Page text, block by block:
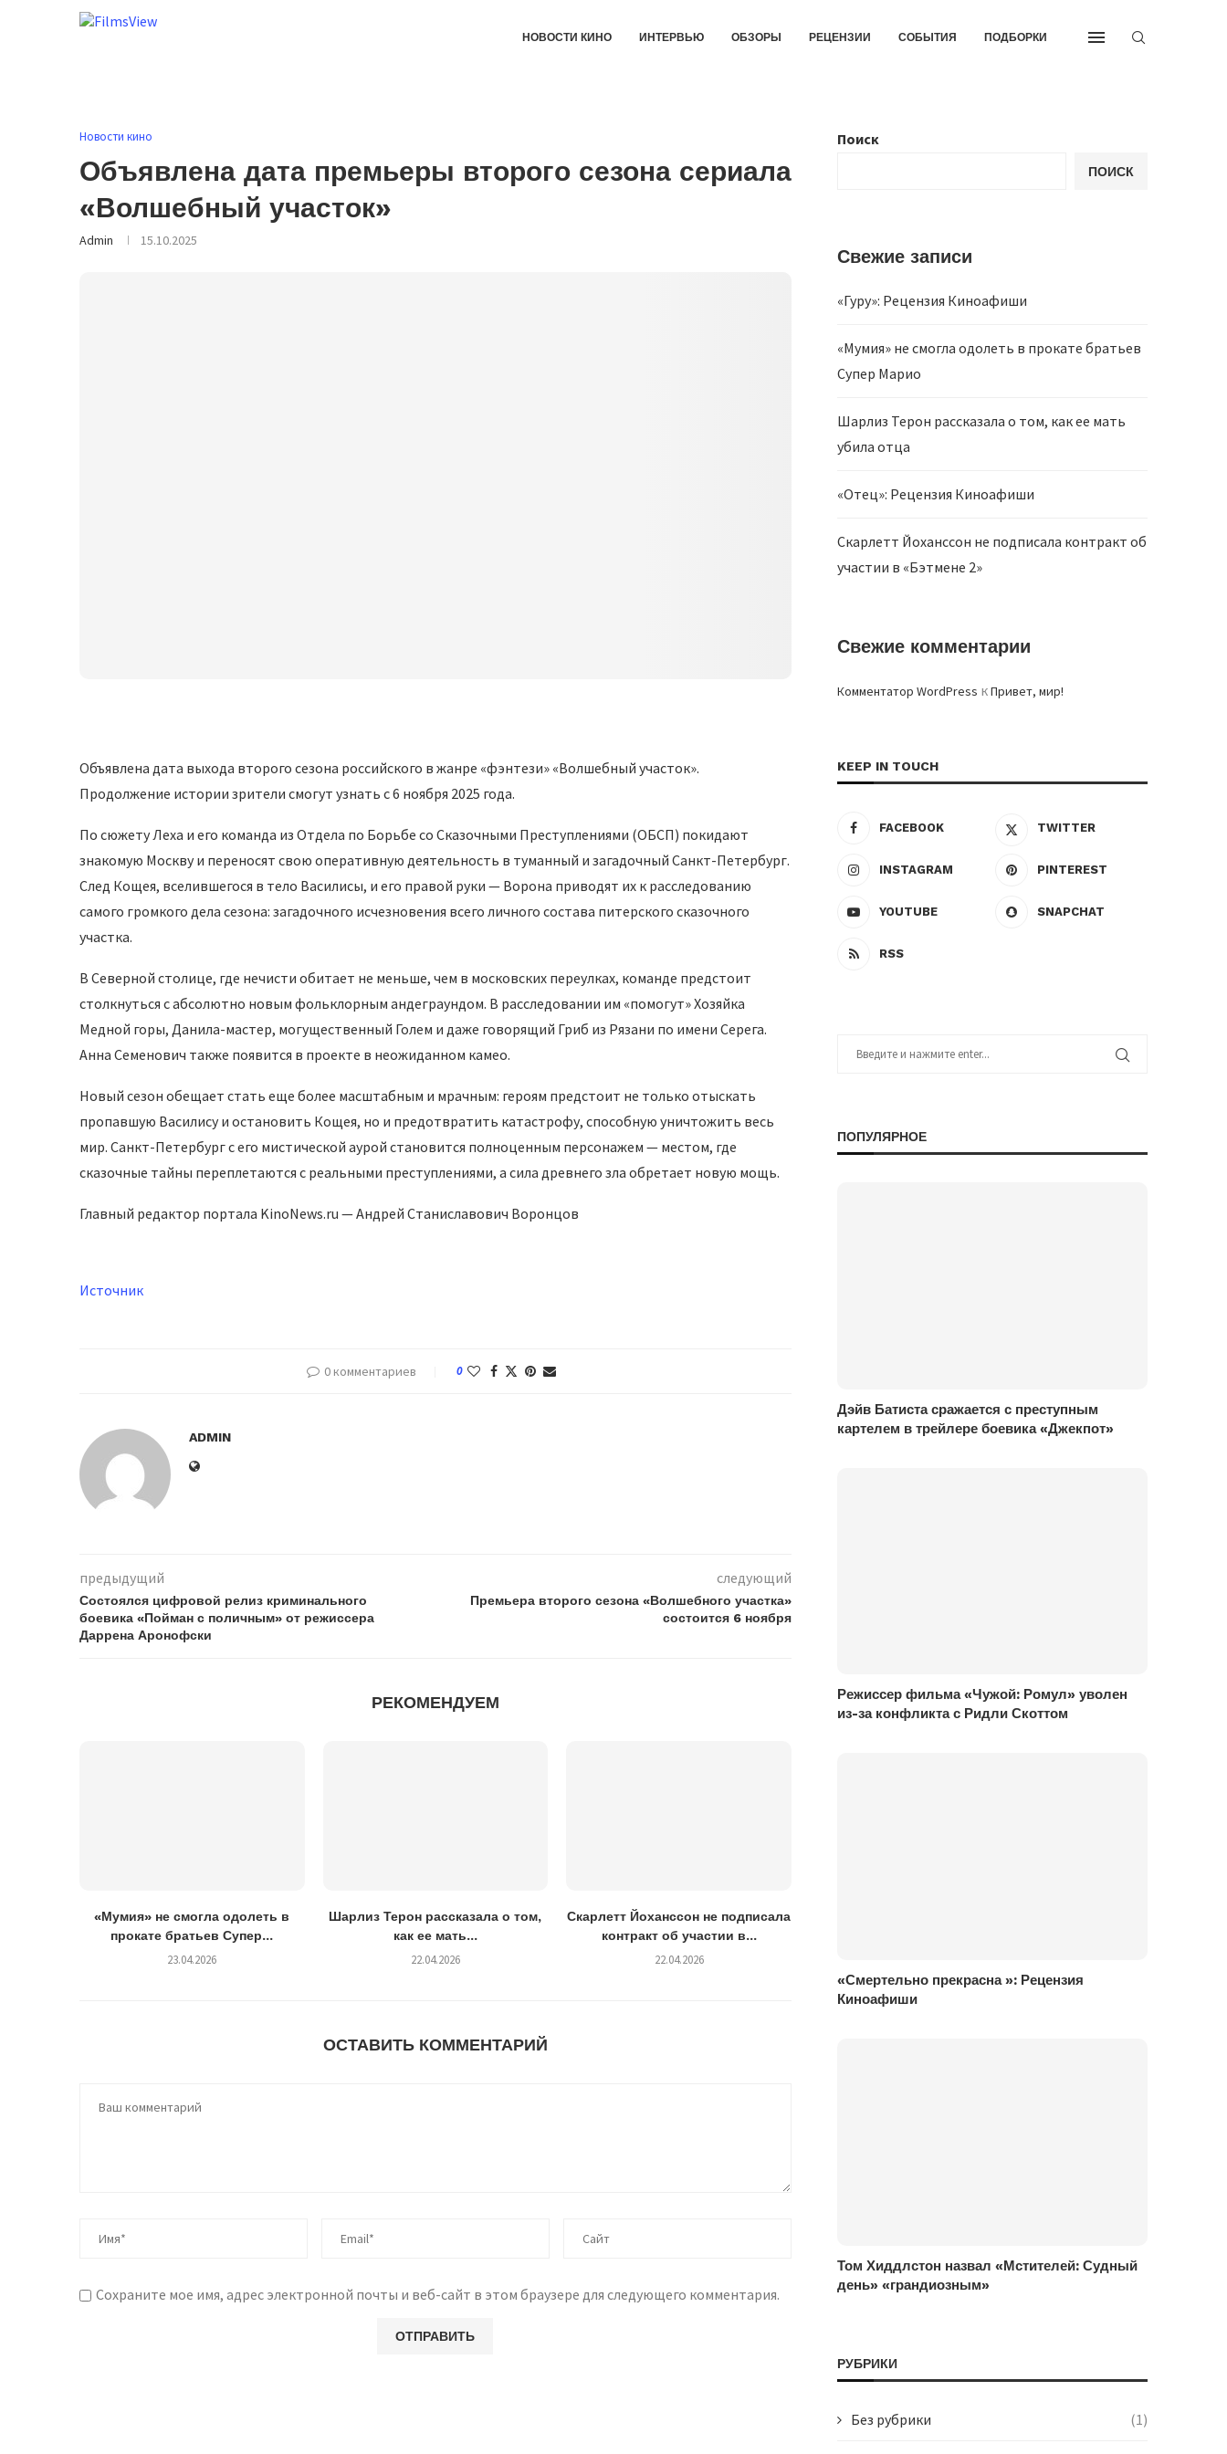
НОВОСТИ КИНО ИНТЕРВЬЮ ОБЗОРЫ РЕЦЕНЗИИ СОБЫТИЯ ПОДБОРКИ
Новости кино
Объявлена дата премьеры второго сезона сериала
«Волшебный участок»
Admin 15.10.2025
Объявлена дата выхода второго сезона российского в жанре «фэнтези» «Волшебный участок».
Продолжение истории зрители смогут узнать с 6 ноября 2025 года.
По сюжету Леха и его команда из Отдела по Борьбе со Сказочными Преступлениями (ОБСП) покидают
знакомую Москву и переносят свою оперативную деятельность в туманный и загадочный Санкт-Петербург.
След Кощея, вселившегося в тело Василисы, и его правой руки — Ворона приводят их к расследованию
самого громкого дела сезона: загадочного исчезновения всего личного состава питерского сказочного
участка.
В Северной столице, где нечисти обитает не меньше, чем в московских переулках, команде предстоит
столкнуться с абсолютно новым фольклорным андеграундом. В расследовании им «помогут» Хозяйка
Медной горы, Данила-мастер, могущественный Голем и даже говорящий Гриб из Рязани по имени Серега.
Анна Семенович также появится в проекте в неожиданном камео.
Новый сезон обещает стать еще более масштабным и мрачным: героям предстоит не только отыскать
пропавшую Василису и остановить Кощея, но и предотвратить катастрофу, способную уничтожить весь
мир. Санкт-Петербург с его мистической аурой становится полноценным персонажем — местом, где
сказочные тайны переплетаются с реальными преступлениями, а сила древнего зла обретает новую мощь.
Главный редактор портала KinoNews.ru — Андрей Станиславович Воронцов
Источник
0 комментариев 0
ADMIN
предыдущий
Состоялся цифровой релиз криминального
боевика «Пойман с поличным» от режиссера
Даррена Аронофски
следующий
Премьера второго сезона «Волшебного участка»
состоится 6 ноября
РЕКОМЕНДУЕМ
«Мумия» не смогла одолеть в
прокате братьев Супер...
23.04.2026
Шарлиз Терон рассказала о том,
как ее мать...
22.04.2026
Скарлетт Йоханссон не подписала
контракт об участии в...
22.04.2026
ОСТАВИТЬ КОММЕНТАРИЙ
Сохраните мое имя, адрес электронной почты и веб-сайт в этом браузере для следующего комментария.
Поиск
ПОИСК
Свежие записи
«Гуру»: Рецензия Киноафиши
«Мумия» не смогла одолеть в прокате братьев
Супер Марио
Шарлиз Терон рассказала о том, как ее мать
убила отца
«Отец»: Рецензия Киноафиши
Скарлетт Йоханссон не подписала контракт об
участии в «Бэтмене 2»
Свежие комментарии
Комментатор WordPress кПривет, мир!
KEEP IN TOUCH
FACEBOOK TWITTER
INSTAGRAM PINTEREST
YOUTUBE SNAPCHAT
RSS
ПОПУЛЯРНОЕ
Дэйв Батиста сражается с преступным
картелем в трейлере боевика «Джекпот»
Режиссер фильма «Чужой: Ромул» уволен
из-за конфликта с Ридли Скоттом
«Смертельно прекрасна »: Рецензия
Киноафиши
Том Хиддлстон назвал «Мстителей: Судный
день» «грандиозным»
РУБРИКИ
Без рубрики (1)